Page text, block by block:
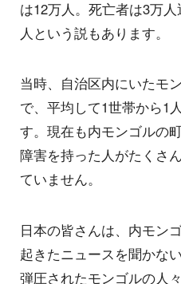
は12万人。死亡者は3万
人という説もあります。
当時、自治区内にいたモ
で、平均して1世帯から1
す。現在も内モンゴルの
障害を持った人がたくさ
ていません。
日本の皆さんは、内モン
起きたニュースを聞かな
弾圧されたモンゴルの人